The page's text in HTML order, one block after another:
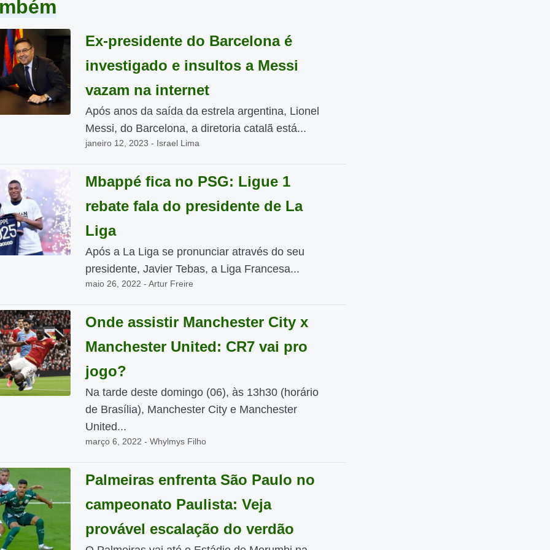
Ex-presidente do Barcelona é
investigado e insultos a Messi
vazam na internet
Após anos da saída da estrela argentina, Lionel
Messi, do Barcelona, a diretoria catalã está...
janeiro 12, 2023 - Israel Lima
Mbappé fica no PSG: Ligue 1
rebate fala do presidente de La
Liga
Após a La Liga se pronunciar através do seu
presidente, Javier Tebas, a Liga Francesa...
maio 26, 2022 - Artur Freire
Onde assistir Manchester City x
Manchester United: CR7 vai pro
jogo?
Na tarde deste domingo (06), às 13h30 (horário
de Brasília), Manchester City e Manchester
United...
março 6, 2022 - Whylmys Filho
Palmeiras enfrenta São Paulo no
campeonato Paulista: Veja
provável escalação do verdão